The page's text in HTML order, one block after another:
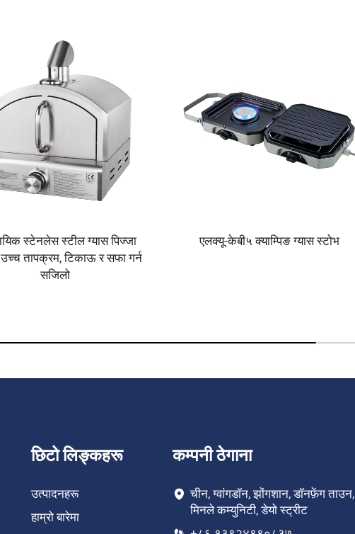
स्टेनलेस स्टील ग्यास पिज्जा
तापक्रम, टिकाऊ र सफा गर्न
सजिलो
एलक्यू-केबी५ क्याम्पिङ ग्यास स्टोभ
छिटो लिङ्कहरू
उत्पादनहरू
हाम्रो बारेमा
कम्पनी ठेगाना
चीन, ग्वांगडॉन, झोंगशान, डॉनफ़ेंग ताउन,
मिनले कम्युनिटी, डेयो स्ट्रीट